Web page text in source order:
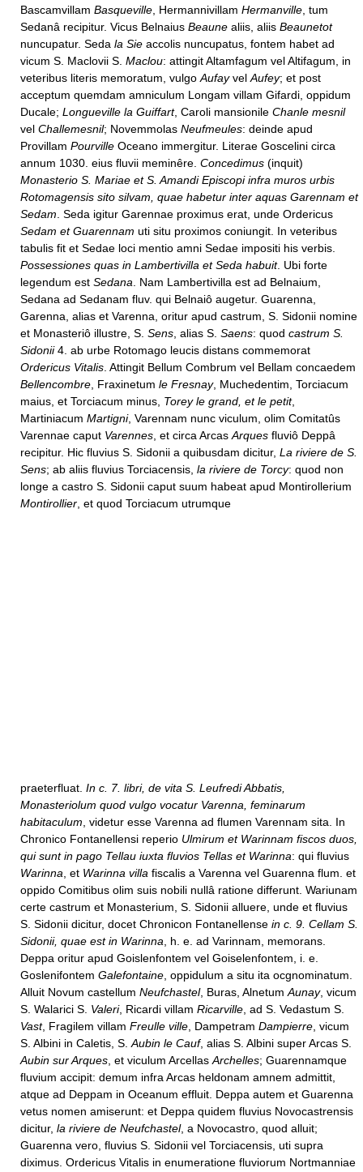
Bascamvillam Basqueville , Hermannivillam Hermanville , tum
Sedanâ recipitur. Vicus Belnaius Beaune aliis, aliis Beaunetot
nuncupatur. Seda la Sie accolis nuncupatus, fontem habet ad
vicum S. Maclovii S. Maclou: attingit Altamfagum vel Altifagum, in
veteribus literis memoratum, vulgo Aufayvel Aufey; et post
acceptum quemdam amniculum Longam villam Gifardi, oppidum
Ducale; Longueville la Guiffart, Caroli mansionile Chanle mesnil
vel Challemesnil; Novemmolas Neufmeules: deinde apud
Provillam Pourville Oceano immergitur. Literae Goscelini circa
annum 1030. eius fluvii meminêre. Concedimus (inquit)
Monasterio S. Mariae et S. Amandi Episcopi infra muros urbis
Rotomagensis sito silvam, quae habetur inter aquas Garennam et
Sedam . Seda igitur Garennae proximus erat, unde Ordericus
Sedam et Guarennam uti situ proximos coniungit. In veteribus
tabulis fit et Sedae loci mentio amni Sedae impositi his verbis.
Possessiones quas in Lambertivilla et Seda habuit. Ubi forte
legendum est Sedana . Nam Lambertivilla est ad Belnaium,
Sedana ad Sedanam fluv. qui Belnaiô augetur. Guarenna,
Garenna, alias et Varenna, oritur apud castrum, S. Sidonii nomine
et Monasteriô illustre, S. Sens , alias S. Saens: quod castrum S.
Sidonii4. ab urbe Rotomago leucis distans commemorat
Ordericus Vitalis . Attingit Bellum Combrum vel Bellam concaedem
Bellencombre , Fraxinetum le Fresnay, Muchedentim, Torciacum
maius, et Torciacum minus, Torey le grand, et le petit,
Martiniacum Martigni, Varennam nunc viculum, olim Comitatûs
Varennae caput Varennes , et circa Arcas Arques fluviô Deppâ
recipitur. Hic fluvius S. Sidonii a quibusdam dicitur, La riviere de S.
Sens; ab aliis fluvius Torciacensis, la riviere de Torcy: quod non
longe a castro S. Sidonii caput suum habeat apud Montirollerium
Montirollier , et quod Torciacum utrumque
praeterfluat. In c. 7. libri, de vita S. Leufredi Abbatis,
Monasteriolum quod vulgo vocatur Varenna, feminarum
habitaculum , videtur esse Varenna ad flumen Varennam sita. In
Chronico Fontanellensi reperio Ulmirum et Warinnam fiscos duos,
qui sunt in pago Tellau iuxta fluvios Tellas et Warinna: qui fluvius
Warinna , et Warinna villa fiscalis a Varenna vel Guarenna flum. et
oppido Comitibus olim suis nobili nullâ ratione differunt. Wariunam
certe castrum et Monasterium, S. Sidonii alluere, unde et fluvius
S. Sidonii dicitur, docet Chronicon Fontanellense in c. 9. Cellam S.
Sidonii, quae est in Warinna , h. e. ad Varinnam, memorans.
Deppa oritur apud Goislenfontem vel Goiselenfontem, i. e.
Goslenifontem Galefontaine , oppidulum a situ ita ocgnominatum.
Alluit Novum castellum Neufchastel, Buras, Alnetum Aunay, vicum
S. Walarici S. Valeri, Ricardi villam Ricarville , ad S. Vedastum S.
Vast, Fragilem villam Freulle ville , Dampetram Dampierre , vicum
S. Albini in Caletis, S. Aubin le Cauf, alias S. Albini super Arcas S.
Aubin sur Arques , et viculum Arcellas Archelles; Guarennamque
fluvium accipit: demum infra Arcas heldonam amnem admittit,
atque ad Deppam in Oceanum effluit. Deppa autem et Guarenna
vetus nomen amiserunt: et Deppa quidem fluvius Novocastrensis
dicitur, la riviere de Neufchastel, a Novocastro, quod alluit;
Guarenna vero, fluvius S. Sidonii vel Torciacensis, uti supra
diximus. Ordericus Vitalis in enumeratione fluviorum Nortmanniae